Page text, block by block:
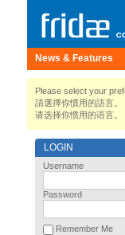
News & Features
Please select your
請選擇你慣用的語言。
请选择你惯用的语言。
LOGIN
Username
Password
Remember Me